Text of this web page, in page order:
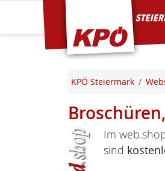
KPÖ Steiermark
KPÖ Steiermark
Im
sind